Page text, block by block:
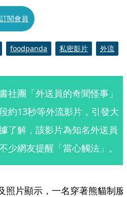
閱會員
foodpanda 私密影片 外流
社團「外送員的奇聞怪事」
約13秒等外流影片，引發大
了解，該影片為知名外送員
少網友提醒「當心觸法」。
照片顯示，一名穿著熊貓制服